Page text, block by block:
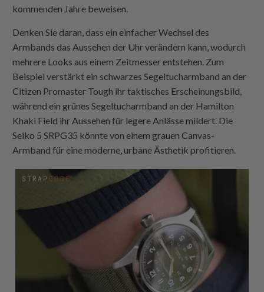
kommenden Jahre beweisen.
Denken Sie daran, dass ein einfacher Wechsel des
Armbands das Aussehen der Uhr verändern kann, wodurch
mehrere Looks aus einem Zeitmesser entstehen. Zum
Beispiel verstärkt ein schwarzes Segeltucharmband an der
Citizen Promaster Tough ihr taktisches Erscheinungsbild,
während ein grünes Segeltucharmband an der Hamilton
Khaki Field ihr Aussehen für legere Anlässe mildert. Die
Seiko 5 SRPG35 könnte von einem grauen Canvas-
Armband für eine moderne, urbane Ästhetik profitieren.